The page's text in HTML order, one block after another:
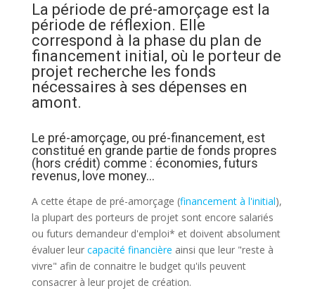
La période de pré-amorçage est la
période de réflexion. Elle
correspond à la phase du plan de
financement initial, où le porteur de
projet recherche les fonds
nécessaires à ses dépenses en
amont.
Le pré-amorçage, ou pré-financement, est
constitué en grande partie de fonds propres
(hors crédit) comme : économies, futurs
revenus, love money...
A cette étape de pré-amorçage (financement à l'initial),
la plupart des porteurs de projet sont encore salariés
ou futurs demandeur d'emploi* et doivent absolument
évaluer leur capacité financière ainsi que leur "reste à
vivre" afin de connaitre le budget qu'ils peuvent
consacrer à leur projet de création.